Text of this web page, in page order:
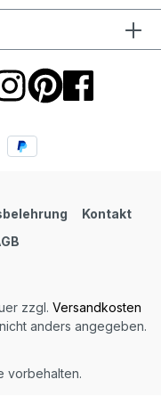
Kontakt
zzgl. Versandkosten
anders angegeben.
vorbehalten.